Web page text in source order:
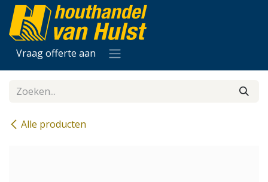
Overslaan naar inhoud
Vraag offerte aan
Alle producten